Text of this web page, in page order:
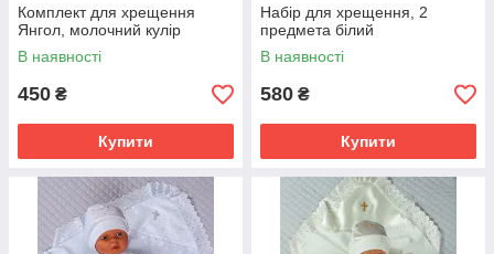
Комплект для хрещення
Янгол, молочний кулір
В наявності
450 ₴
Купити
Набір для хрещення, 2
предмета білий
В наявності
580 ₴
Купити